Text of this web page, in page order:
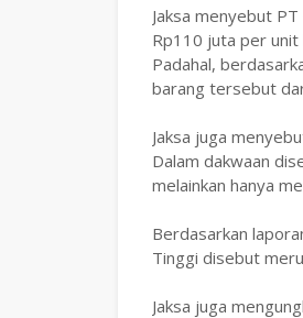
Jaksa menyebut
Rp110 juta per
Padahal,
barang tersebut
Jaksa juga
Dalam dakwaan
melainkan hanya
Berdasarkan
Tinggi disebut
Jaksa juga